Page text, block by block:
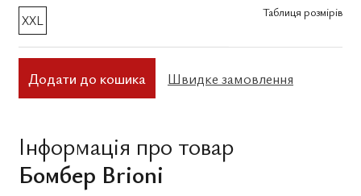
XXL
Таблиця розмірів
Додати до кошика Швидке замовлення
Інформація про товар
Бомбер Brioni